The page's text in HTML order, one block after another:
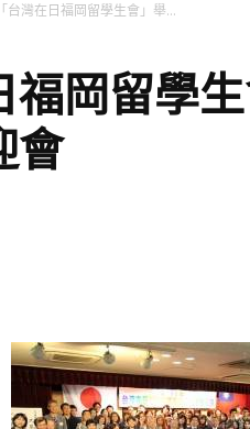
「台灣在日福岡留學生會」舉...
福岡留學
會